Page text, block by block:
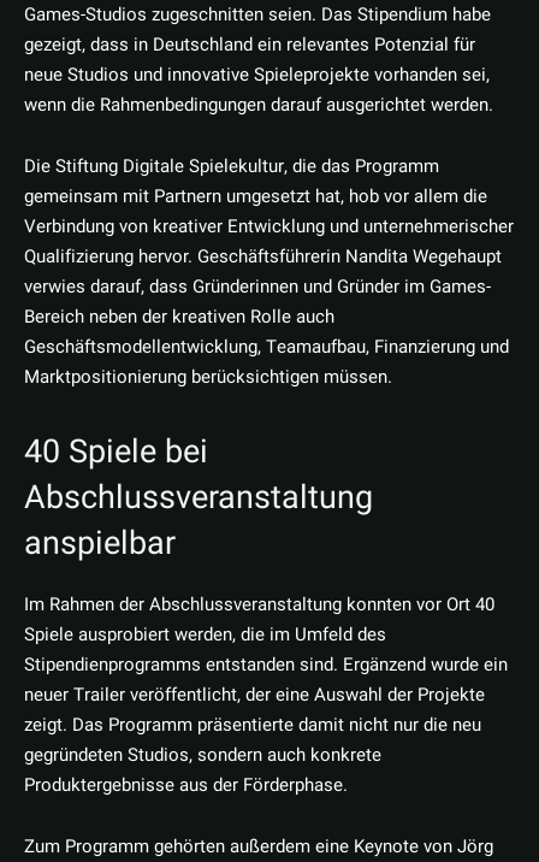
Games-Studios zugeschnitten seien. Das Stipendium habe
gezeigt, dass in Deutschland ein relevantes Potenzial für
neue Studios und innovative Spieleprojekte vorhanden sei,
wenn die Rahmenbedingungen darauf ausgerichtet werden.
Die Stiftung Digitale Spielekultur, die das Programm
gemeinsam mit Partnern umgesetzt hat, hob vor allem die
Verbindung von kreativer Entwicklung und unternehmerischer
Qualifizierung hervor. Geschäftsführerin Nandita Wegehaupt
verwies darauf, dass Gründerinnen und Gründer im Games-
Bereich neben der kreativen Rolle auch
Geschäftsmodellentwicklung, Teamaufbau, Finanzierung und
Marktpositionierung berücksichtigen müssen.
40 Spiele bei
Abschlussveranstaltung
anspielbar
Im Rahmen der Abschlussveranstaltung konnten vor Ort 40
Spiele ausprobiert werden, die im Umfeld des
Stipendienprogramms entstanden sind. Ergänzend wurde ein
neuer Trailer veröffentlicht, der eine Auswahl der Projekte
zeigt. Das Programm präsentierte damit nicht nur die neu
gegründeten Studios, sondern auch konkrete
Produktergebnisse aus der Förderphase.
Zum Programm gehörten außerdem eine Keynote von Jörg